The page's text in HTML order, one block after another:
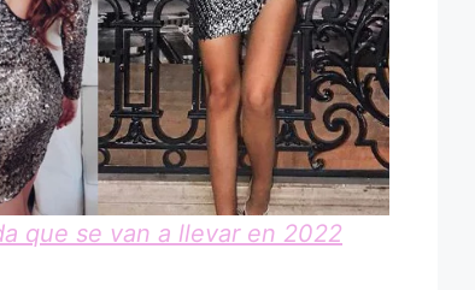
que se van a llevar en 2022